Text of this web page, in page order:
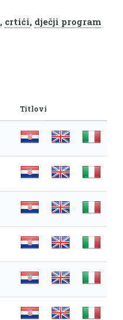
, crtići, dječji program
Titlovi